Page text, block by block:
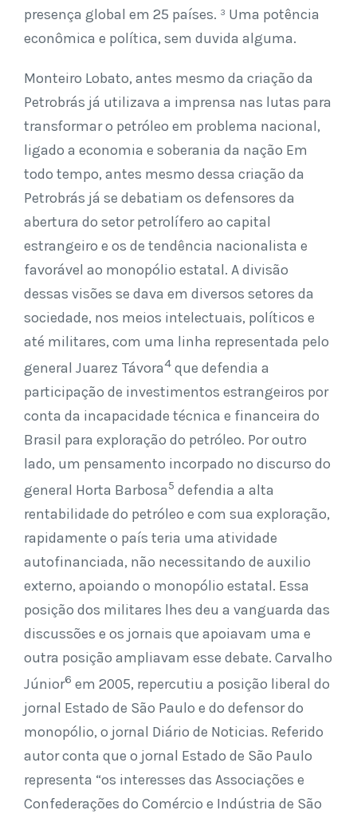
presença global em 25 países. ³ Uma potência
econômica e política, sem duvida alguma.
Monteiro Lobato, antes mesmo da criação da
Petrobrás já utilizava a imprensa nas lutas para
transformar o petróleo em problema nacional,
ligado a economia e soberania da nação Em
todo tempo, antes mesmo dessa criação da
Petrobrás já se debatiam os defensores da
abertura do setor petrolífero ao capital
estrangeiro e os de tendência nacionalista e
favorável ao monopólio estatal. A divisão
dessas visões se dava em diversos setores da
sociedade, nos meios intelectuais, políticos e
até militares, com uma linha representada pelo
general Juarez Távora4 que defendia a
participação de investimentos estrangeiros por
conta da incapacidade técnica e financeira do
Brasil para exploração do petróleo. Por outro
lado, um pensamento incorpado no discurso do
general Horta Barbosa5 defendia a alta
rentabilidade do petróleo e com sua exploração,
rapidamente o país teria uma atividade
autofinanciada, não necessitando de auxilio
externo, apoiando o monopólio estatal. Essa
posição dos militares lhes deu a vanguarda das
discussões e os jornais que apoiavam uma e
outra posição ampliavam esse debate. Carvalho
Júnior6 em 2005, repercutiu a posição liberal do
jornal Estado de São Paulo e do defensor do
monopólio, o jornal Diário de Noticias. Referido
autor conta que o jornal Estado de São Paulo
representa “os interesses das Associações e
Confederações do Comércio e Indústria de São